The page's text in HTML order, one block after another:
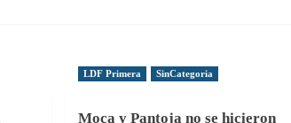
LDF Primera SinCategoria
Moca y Pantoja no se hicieron